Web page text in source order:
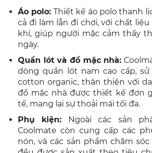
Áo polo: Thiết kế áo polo thanh
cả đi làm lẫn đi chơi, với chất
khí, giúp người mặc cảm thấy
ngày.
Quần lót và đồ mặc nhà:
dòng quần lót nam cao cấp,
cotton organic, thân thiện với
đồ mặc nhà được thiết kế đơn
tế, mang lại sự thoải mái tối đa.
Phụ kiện: Ngoài các sản
Coolmate còn cung cấp các
nón, và các sản phẩm chăm sóc